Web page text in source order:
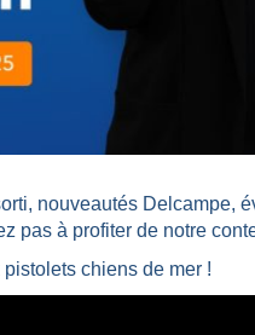
nouveautés Delcampe,
pas à profiter de notre
chiens de mer !